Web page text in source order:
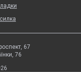
67
76